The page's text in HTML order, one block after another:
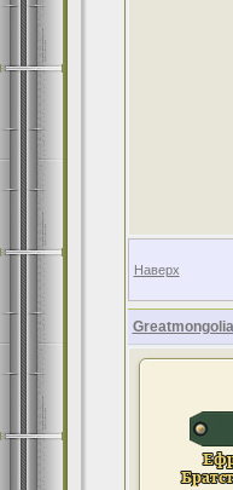
Наверх
Greatmongolia